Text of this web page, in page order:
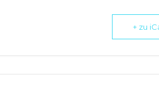
+ zu